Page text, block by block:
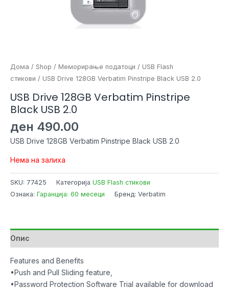
Дома / Shop / Меморирање податоци / USB Flash
стикови / USB Drive 128GB Verbatim Pinstripe Black USB 2.0
USB Drive 128GB Verbatim Pinstripe
Black USB 2.0
ден 490.00
USB Drive 128GB Verbatim Pinstripe Black USB 2.0
Нема на залиха
SKU: 77425 Категорија USB Flash стикови
Ознака: Гаранција: 60 месеци Бренд: Verbatim
Опис
Features and Benefits
•Push and Pull Sliding feature,
•Password Protection Software Trial available for download